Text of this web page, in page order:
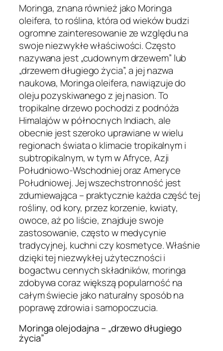
Moringa, znana również jako Moringa
oleifera, to roślina, która od wieków budzi
ogromne zainteresowanie ze względu na
swoje niezwykłe właściwości. Często
nazywana jest „cudownym drzewem” lub
„drzewem długiego życia”, a jej nazwa
naukowa, Moringa oleifera, nawiązuje do
oleju pozyskiwanego z jej nasion. To
tropikalne drzewo pochodzi z podnóża
Himalajów w północnych Indiach, ale
obecnie jest szeroko uprawiane w wielu
regionach świata o klimacie tropikalnym i
subtropikalnym, w tym w Afryce, Azji
Południowo-Wschodniej oraz Ameryce
Południowej. Jej wszechstronność jest
zdumiewająca – praktycznie każda część tej
rośliny, od kory, przez korzenie, kwiaty,
owoce, aż po liście, znajduje swoje
zastosowanie, często w medycynie
tradycyjnej, kuchni czy kosmetyce. Właśnie
dzięki tej niezwykłej użyteczności i
bogactwu cennych składników, moringa
zdobywa coraz większą popularność na
całym świecie jako naturalny sposób na
poprawę zdrowia i samopoczucia.
Moringa olejodajna – „drzewo długiego
życia”